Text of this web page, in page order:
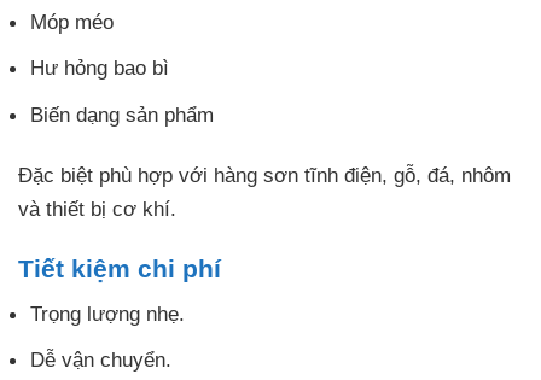
Móp méo
Hư hỏng bao bì
Biến dạng sản phẩm
Đặc biệt phù hợp với hàng sơn tĩnh điện, gỗ, đá, nhôm
và thiết bị cơ khí.
Tiết kiệm chi phí
Trọng lượng nhẹ.
Dễ vận chuyển.